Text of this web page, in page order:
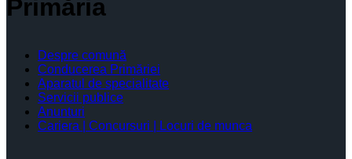
Primăria
Despre comună
Conducerea Primăriei
Aparatul de specialitate
Servicii publice
Anunturi
Cariera | Concursuri | Locuri de munca